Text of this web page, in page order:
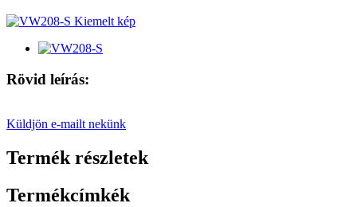
Rövid leírás:
Küldjön e-mailt nekünk
Termék részletek
Termékcímkék